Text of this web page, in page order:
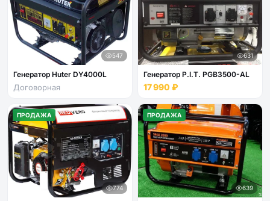
547
Генератор Huter DY4000L
Договорная
631
Генератор P.I.T. PGB3500-AL
17 990 ₽
ПРОДАЖА
774
ПРОДАЖА
639